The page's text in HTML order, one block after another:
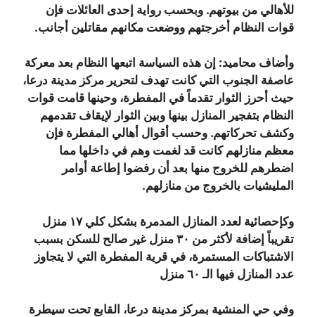
للأهالي من بيوتهم. وبحسب رواية إحدى العائلات فإن
قوات النظام أخرجتهم ووضعت مكانهم مقاتلين أجانب.
وأضاف محاميد: إن هذه السياسة اتبعها النظام بعد معركة
عاصفة الجنوب التي كانت تهدف لتحرير مركز مدينة درعا،
حيث أحرز الثوار تقدماً في المفطرة، وحينها قامت قوات
النظام بتفجير المنازل بينها وبين الثوار لإيقاف تقدمهم
وكشف تحركاتهم. وحسب أقوال أهالي المفطرة فإن
معظم منازلهم كانت قد لغمت وهم في داخلها مما
اضطرهم للخروج منها بعد أن رفضوا إطاعة أوامر
المليشيات بالخروج من منازلهم.
وكإحصائية لعدد المنازل المدمرة بشكل كلي ١٧ منزل
تقريباً إضافة لأكثر من ٣٠ منزل غير صالح للسكن بسبب
الاشتباكات المستمرة، في قرية المفطرة التي لا يتجاوز
عدد المنازل فيها الـ ٦٠ منزل
وفي حي المنشية بمركز مدينة درعا، القابع تحت سيطرة